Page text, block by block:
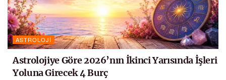
ASTROLOJI
Astrolojiye Göre 2026’nın İkinci Yarısında İşleri
Yoluna Girecek 4 Burç